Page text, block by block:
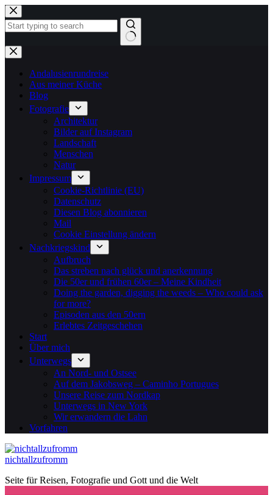
Zum
Inhalt
springen
Keine
Ergebnisse
Andalusienrundreise
Aus meiner Küche
Blog
Fotografie
Architektur
Bilder auf Instagram
Landschaft
Menschen
Natur
Impressum
Cookie-Richtlinie (EU)
Datenschutz
Diesen Blog abonnieren
Mail
Cookie Einstellung ändern
Nachkriegskind
Aufbruch
Das streben nach glück und anerkennung
Die 50er und frühen 60er – Meine Kindheit
Doing the garden, digging the weeds – Who could ask
for more?
Episoden aus den 50ern
Erlebtes Zeitgeschehen
Start
Über mich
Unterwegs
An Nord- und Ostsee
Auf dem Jakobsweg – Caminho Portugues
Unsere Reise zum Nordkap
Unterwegs in New York
Wir erwandern die Lahn
Vorfahren
nichtallzufromm
Seite für Reisen, Fotografie und Gott und die Welt